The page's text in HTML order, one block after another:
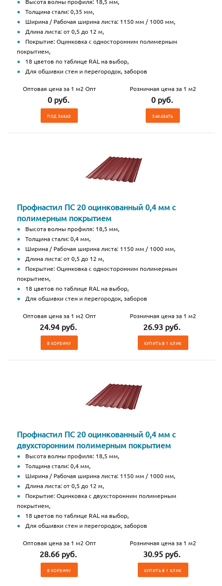
Толщина стали: 0,35 мм,
Ширина / Рабочая ширина листа: 1150 мм / 1000 мм,
Длина листа: от 0,5 до 12 м,
Покрытие: Оцинковка с односторонним полимерным
покрытием,
18 цветов по таблице RAL на выбор,
Для обшивки стен и перегородок, заборов
Оптовая цена за 1 м2 Опт
0 руб.
ПОД ЗАКАЗ
Розничная цена за 1 м2
0 руб.
ЗАКАЗАТЬ
Профнастил ПС 20 оцинкованный 0,4 мм с
полимерным покрытием
Высота волны профиля: 18,5 мм,
Толщина стали: 0,4 мм,
Ширина / Рабочая ширина листа: 1150 мм / 1000 мм,
Длина листа: от 0,5 до 12 м,
Покрытие: Оцинковка с односторонним полимерным
покрытием,
18 цветов по таблице RAL на выбор,
Для обшивки стен и перегородок, заборов
Оптовая цена за 1 м2 Опт
24.94 руб.
В КОРЗИНУ
Розничная цена за 1 м2
26.93 руб.
КУПИТЬ В 1 КЛИК
Профнастил ПС 20 оцинкованный 0,4 мм с
двухсторонним полимерным покрытием
Высота волны профиля: 18,5 мм,
Толщина стали: 0,4 мм,
Ширина / Рабочая ширина листа: 1150 мм / 1000 мм,
Длина листа: от 0,5 до 12 м,
Покрытие: Оцинковка с двухсторонним полимерным
покрытием,
18 цветов по таблице RAL на выбор,
Для обшивки стен и перегородок, заборов
Оптовая цена за 1 м2 Опт
28.66 руб.
В КОРЗИНУ
Розничная цена за 1 м2
30.95 руб.
КУПИТЬ В 1 КЛИК